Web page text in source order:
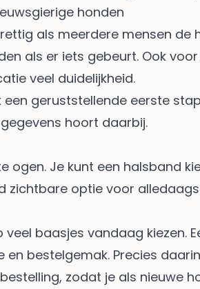
honden
als meerdere mensen
als er iets gebeurt. Ook
veel duidelijkheid.
geruststellende eerste
hoort daarbij.
ogen. Je kunt een halsband
zichtbare optie voor
baasjes vandaag kiezen.
bestelgemak. Precies
zodat je als nieuwe